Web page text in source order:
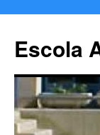
Escola